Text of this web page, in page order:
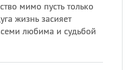
мимо пусть только
жизнь засияет
любима и судьбой